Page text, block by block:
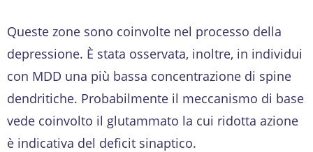
Queste zone sono coinvolte nel processo della
depressione. È stata osservata, inoltre, in individui
con MDD una più bassa concentrazione di spine
dendritiche. Probabilmente il meccanismo di base
vede coinvolto il glutammato la cui ridotta azione
è indicativa del deficit sinaptico.